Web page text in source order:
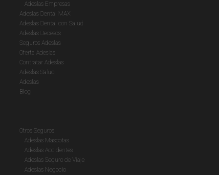
Adeslas Empresas
Adeslas Dental MAX
Adeslas Dental con Salud
Adeslas Decesos
Seguros Adeslas
Oferta Adeslas
Contratar Adeslas
Adeslas Salud
Adeslas
Blog
Otros Seguros
Adeslas Mascotas
Adeslas Accidentes
Adeslas Seguro de Viaje
Adeslas Negocio